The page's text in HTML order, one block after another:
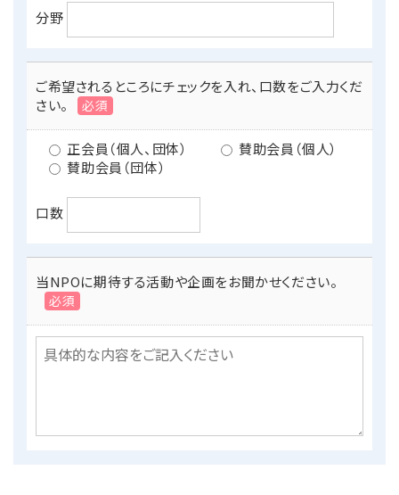
分野
ご希望されるところにチェックを入れ、口数をご入力くだ
さい。
必須
正会員（個人、団体）
賛助会員（個人）
賛助会員（団体）
口数
当NPOに期待する活動や企画をお聞かせください。
必須